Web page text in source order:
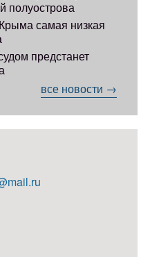
полуострова
самая низкая
предстанет
все новости →